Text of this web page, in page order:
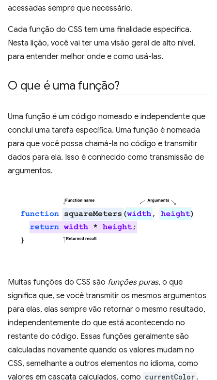
acessadas sempre que necessário.
Cada função do CSS tem uma finalidade específica.
Nesta lição, você vai ter uma visão geral de alto nível,
para entender melhor onde e como usá-las.
O que é uma função?
Uma função é um código nomeado e independente que
conclui uma tarefa específica. Uma função é nomeada
para que você possa chamá-la no código e transmitir
dados para ela. Isso é conhecido como transmissão de
argumentos.
Muitas funções do CSS são funções puras, o que
significa que, se você transmitir os mesmos argumentos
para elas, elas sempre vão retornar o mesmo resultado,
independentemente do que está acontecendo no
restante do código. Essas funções geralmente são
calculadas novamente quando os valores mudam no
CSS, semelhante a outros elementos no idioma, como
valores em cascata calculados, como currentColor .